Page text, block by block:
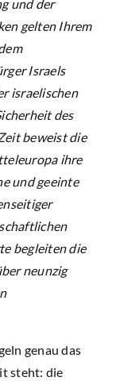
und der
gelten Ihrem
Israels
israelischen
des
beweist die
ihre
und geeinte
begleiten die
neunzig
genau das
steht: die